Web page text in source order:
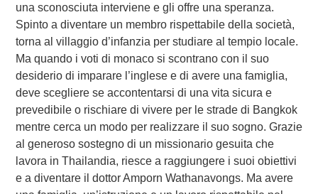
una sconosciuta interviene e gli offre una speranza.
Spinto a diventare un membro rispettabile della società,
torna al villaggio d’infanzia per studiare al tempio locale.
Ma quando i voti di monaco si scontrano con il suo
desiderio di imparare l’inglese e di avere una famiglia,
deve scegliere se accontentarsi di una vita sicura e
prevedibile o rischiare di vivere per le strade di Bangkok
mentre cerca un modo per realizzare il suo sogno. Grazie
al generoso sostegno di un missionario gesuita che
lavora in Thailandia, riesce a raggiungere i suoi obiettivi
e a diventare il dottor Amporn Wathanavongs. Ma avere